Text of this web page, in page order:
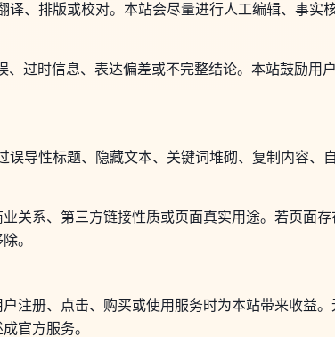
、排版或校对。本站会尽量进行人工编辑、事实
过时信息、表达偏差或不完整结论。本站鼓励用
导性标题、隐藏文本、关键词堆砌、复制内容、
关系、第三方链接性质或页面真实用途。若页面
。
注册、点击、购买或使用服务时为本站带来收益
官方服务。